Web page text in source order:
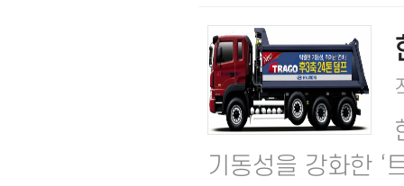
기동성을 강화한 ‘